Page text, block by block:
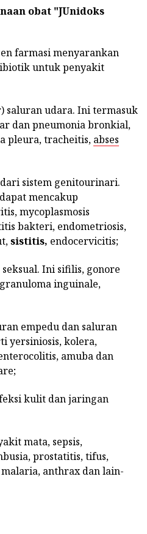
obat "JUnidoks
farmasi menyarankan
untuk penyakit
saluran udara. Ini termasuk
dan pneumonia bronkial,
pleura, tracheitis, abses
sistem genitourinari.
mencakup
mycoplasmosis
bakteri, endometriosis,
sistitis, endocervicitis;
Ini sifilis, gonore
inguinale,
empedu dan saluran
yersiniosis, kolera,
amuba dan
kulit dan jaringan
mata, sepsis,
prostatitis, tifus,
anthrax dan lain-